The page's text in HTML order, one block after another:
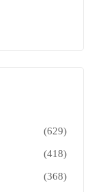
(629)
(418)
(368)